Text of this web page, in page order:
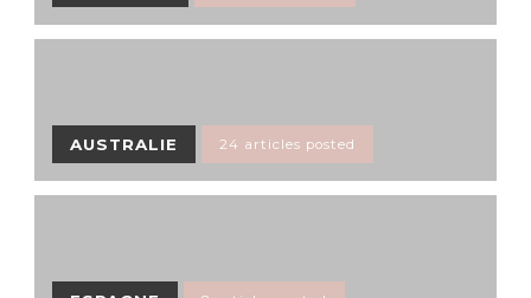
AUSTRALIE 24 articles posted